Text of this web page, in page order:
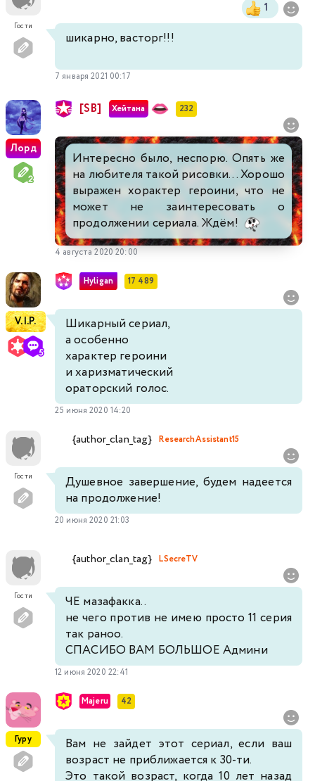
Гости
1
шикарно, васторг!!!
7 января 2021 00:17
Лорд
[SB] Хейтана 232
Интересно было, неспорю. Опять же
на любителя такой рисовки... Хорошо
выражен хорактер героини, что не
может не заинтересовать о
продолжении сериала. Ждём!
4 августа 2020 20:00
V.I.P.
Hyligan 17 489
Шикарный сериал,
а особенно
характер героини
и харизматический
ораторский голос.
25 июня 2020 14:20
Гости
{author_clan_tag} ResearchAssistant15
Душевное завершение, будем надеется
на продолжение!
20 июня 2020 21:03
Гости
{author_clan_tag} LSecreTV
ЧЕ мазафакка..
не чего против не имею просто 11 серия
так раноо.
СПАСИБО ВАМ БОЛЬШОЕ Админи
12 июня 2020 22:41
Гуру
Majeru 42
Вам не зайдет этот сериал, если ваш
возраст не приближается к 30-ти.
Это такой возраст, когда 10 лет назад